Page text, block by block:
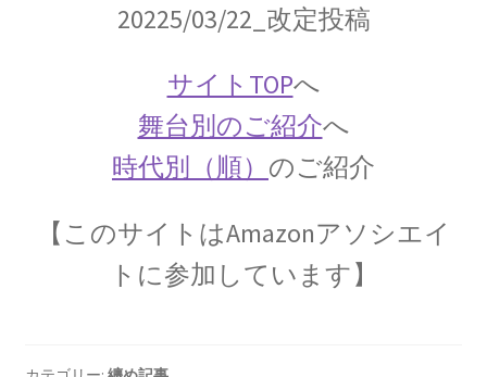
エヴァリスト・ガロア（Évariste Galois)
【数学者にして革命家_体論や群論を確立】
エヴァリスト・ガロア（Évariste Galois)
【数学者にして革命家_体論や群論を確立】
20225/03/22_改定投稿
サイトTOPへ
舞台別のご紹介へ
時代別（順） のご紹介
【このサイトはAmazonアソシエイ
トに参加しています】